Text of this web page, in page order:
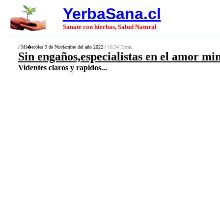
YerbaSana.cl
Sanate con hierbas, Salud Natural
/ Mi�rcoles 9 de Noviembre del año 2022 / 10:54 Horas.
Sin engaños,especialistas en el amor
Videntes claros y rapidos...